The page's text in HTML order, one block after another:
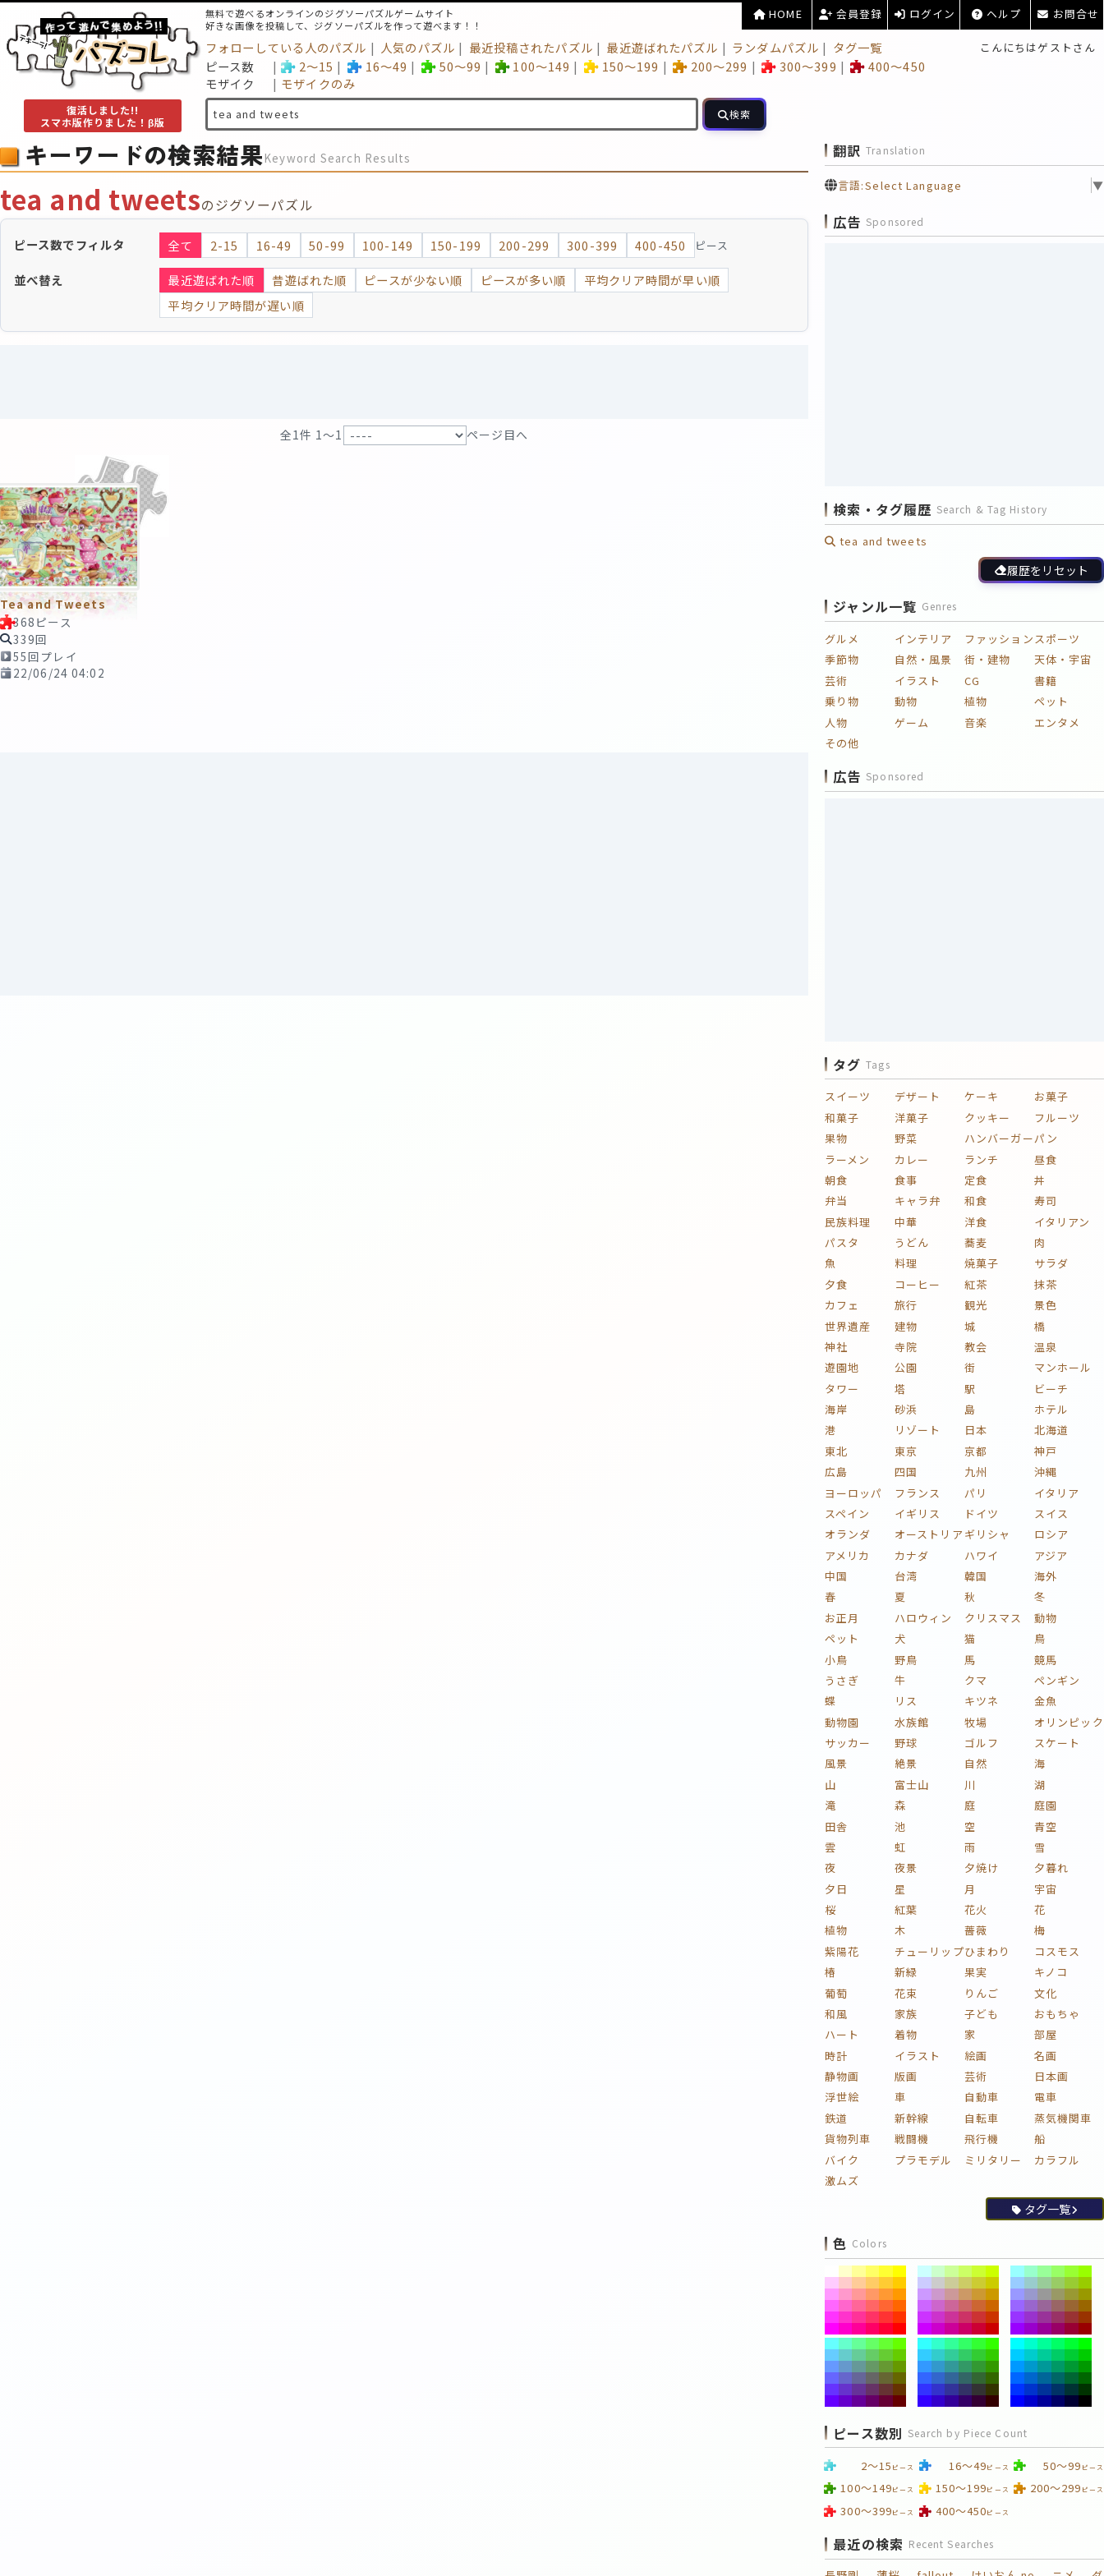
復活しました!!
スマホ版作りました！β版
検索
無料で遊べるオンラインのジグソーパズルゲームサイト
好きな画像を投稿して、ジグソーパズルを作って遊べます！！
HOME 会員登録 ログイン ヘルプ お問合せ
こんにちはゲストさん
フォローしている人のパズル 人気のパズル 最近投稿されたパズル 最近遊ばれたパズル ランダムパズル
タグ一覧
ピース数
2～15 16～49 50～99 100～149 150～199 200～299 300～399
400～450
モザイク
モザイクのみ
キーワードの検索結果Keyword Search Results
tea and tweetsのジグソーパズル
ピース数でフィルタ 全て 2-15 16-49 50-99 100-149 150-199 200-299 300-399 400-450 ピース
並べ替え 最近遊ばれた順 昔遊ばれた順 ピースが少ない順 ピースが多い順
平均クリア時間が早い順
平均クリア時間が遅い順
全1件 1〜1 ページ目へ
Tea and Tweets
368ピース
339回
55回プレイ
22/06/24 04:02
翻訳 Translation
言語:Select Language ▼
広告 Sponsored
検索・タグ履歴 Search & Tag History
tea and tweets
履歴をリセット
ジャンル一覧 Genres
グルメ インテリア ファッションスポーツ
季節物
自然・風景 街・建物
天体・宇宙
芸術
イラスト CG
書籍
乗り物
動物 植物
ペット
人物
ゲーム 音楽
エンタメ
その他
広告 Sponsored
タグ Tags
スイーツ デザート ケーキ
お菓子
和菓子
洋菓子 クッキー
フルーツ
果物
野菜 ハンバーガーパン
ラーメン
カレー ランチ
昼食
朝食
食事 定食
丼
弁当
キャラ弁 和食
寿司
民族料理
中華 洋食
イタリアン
パスタ
うどん 蕎麦
肉
魚
料理 焼菓子
サラダ
夕食
コーヒー 紅茶
抹茶
カフェ
旅行 観光
景色
世界遺産
建物 城
橋
神社
寺院 教会
温泉
遊園地
公園 街
マンホール
タワー
塔 駅
ビーチ
海岸
砂浜 島
ホテル
港
リゾート 日本
北海道
東北
東京 京都
神戸
広島
四国 九州
沖縄
ヨーロッパ
フランス パリ
イタリア
スペイン
イギリス ドイツ
スイス
オランダ
オーストリア ギリシャ
ロシア
アメリカ
カナダ ハワイ
アジア
中国
台湾 韓国
海外
春
夏 秋
冬
お正月
ハロウィン クリスマス
動物
ペット
犬 猫
鳥
小鳥
野鳥 馬
競馬
うさぎ
牛 クマ
ペンギン
蝶
リス キツネ
金魚
動物園
水族館 牧場
オリンピック
サッカー
野球 ゴルフ
スケート
風景
絶景 自然
海
山
富士山 川
湖
滝
森 庭
庭園
田舎
池 空
青空
雲
虹 雨
雪
夜
夜景 夕焼け
夕暮れ
夕日
星 月
宇宙
桜
紅葉 花火
花
植物
木 薔薇
梅
紫陽花
チューリップひまわり
コスモス
椿
新緑 果実
キノコ
葡萄
花束 りんご
文化
和風
家族 子ども
おもちゃ
ハート
着物 家
部屋
時計
イラスト 絵画
名画
静物画
版画 芸術
日本画
浮世絵
車 自動車
電車
鉄道
新幹線 自転車
蒸気機関車
貨物列車
戦闘機 飛行機
船
バイク
プラモデル ミリタリー
カラフル
激ムズ
タグ一覧
色 Colors
ピース数別 Search by Piece Count
2～15 ピース 16～49ピース 50～99 ピース
100～149ピース 150～199ピース 200～299 ピース
300～399ピース 400～450ピース
最近の検索 Recent Searches